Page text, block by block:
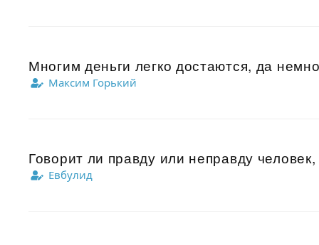
Многим деньги легко достаются, да
Максим Горький
Говорит ли правду или неправду
Евбулид